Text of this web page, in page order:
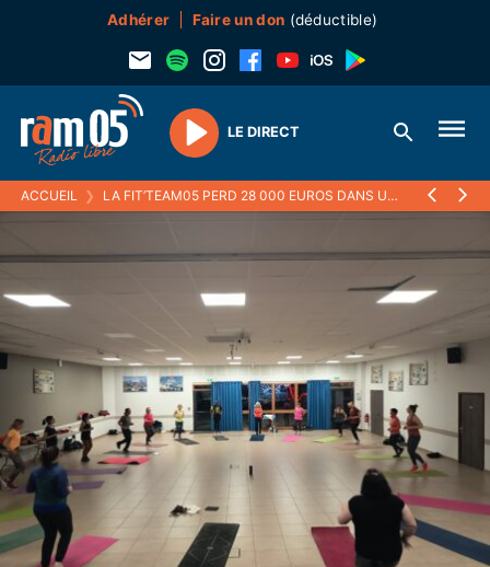
Adhérer Faire un don (déductible)
Play
LE DIRECT
ACCUEIL ❯ LA FIT’TEAM05 PERD 28 000 EUROS DANS UNE ARNAQUE BANCAIRE, DE NOMBREUSES AUTRES VICTIMES DANS LE DÉPARTEMENT